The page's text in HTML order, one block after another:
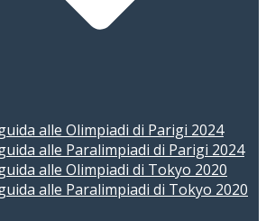
alle Olimpiadi di Parigi 2024
alle Paralimpiadi di Parigi 2024
alle Olimpiadi di Tokyo 2020
alle Paralimpiadi di Tokyo 2020